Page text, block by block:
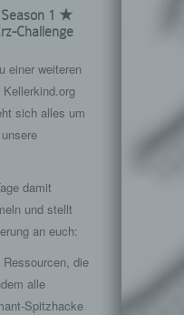
1 ★
Challenge
einer weiteren
sich alles um
damit
und stellt
an euch:
die
alle
Spitzhacke